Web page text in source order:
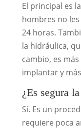
El principal es
hombres no
24 horas.
la hidráulica,
cambio, es
implantar y
¿Es segura
Sí. Es un
requiere poca